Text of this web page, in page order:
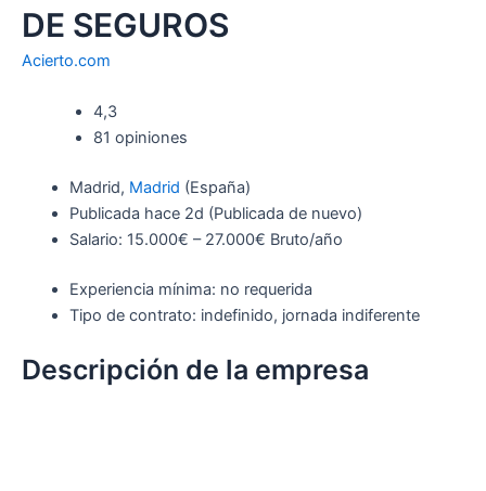
DE SEGUROS
Acierto.com
4,3
81 opiniones
Madrid, Madrid (España)
Publicada hace 2d (Publicada de nuevo)
Salario: 15.000€ – 27.000€ Bruto/año
Experiencia mínima: no requerida
Tipo de contrato: indefinido, jornada indiferente
Descripción de la empresa